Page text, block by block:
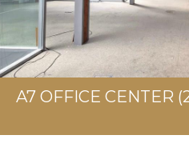
A7 OFFICE CENTER